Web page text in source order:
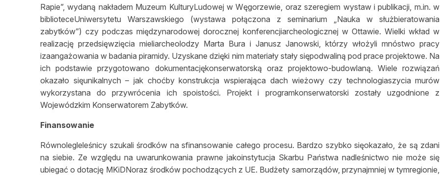
Rapie”, wydaną nakładem Muzeum KulturyLudowej w Węgorzewie, oraz szeregiem wystaw i publikacji, m.in. w
biblioteceUniwersytetu Warszawskiego (wystawa połączona z seminarium „Nauka w służbieratowania
zabytków”) czy podczas międzynarodowej dorocznej konferencjiarcheologicznej w Ottawie. Wielki wkład w
realizację przedsięwzięcia mieliarcheolodzy Marta Bura i Janusz Janowski, którzy włożyli mnóstwo pracy
izaangażowania w badania piramidy. Uzyskane dzięki nim materiały stały siępodwaliną pod prace projektowe. Na
ich podstawie przygotowano dokumentacjękonserwatorską oraz projektowo-budowlaną. Wiele rozwiązań
okazało sięunikalnych – jak choćby konstrukcja wspierająca dach wieżowy czy technologiaszycia murów
wykorzystana do przywrócenia ich spoistości. Projekt i programkonserwatorski zostały uzgodnione z
Wojewódzkim Konserwatorem Zabytków.
Finansowanie
Równolegleleśnicy szukali środków na sfinansowanie całego procesu. Bardzo szybko sięokazało, że są zdani
na siebie. Ze względu na uwarunkowania prawne jakoinstytucja Skarbu Państwa nadleśnictwo nie może się
ubiegać o dotację MKiDNoraz środków pochodzących z UE. Budżety samorządów, przynajmniej w tymregionie,